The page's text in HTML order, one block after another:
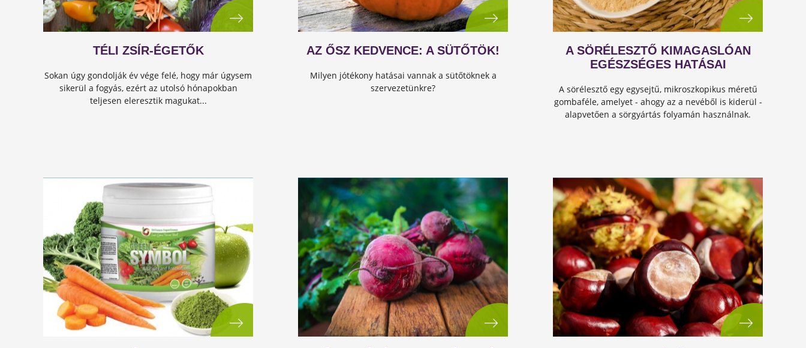
TÉLI ZSÍR-ÉGETŐK
Sokan úgy gondolják év vége felé, hogy már úgysem
sikerül a fogyás, ezért az utolsó hónapokban
teljesen eleresztik magukat...
AZ ŐSZ KEDVENCE: A SÜTŐTÖK!
Milyen jótékony hatásai vannak a sütőtöknek a
szervezetünkre?
A SÖRÉLESZTŐ KIMAGASLÓAN
EGÉSZSÉGES HATÁSAI
A sörélesztő egy egysejtű, mikroszkopikus méretű
gombaféle, amelyet - ahogy az a nevéből is kiderül -
alapvetően a sörgyártás folyamán használnak.